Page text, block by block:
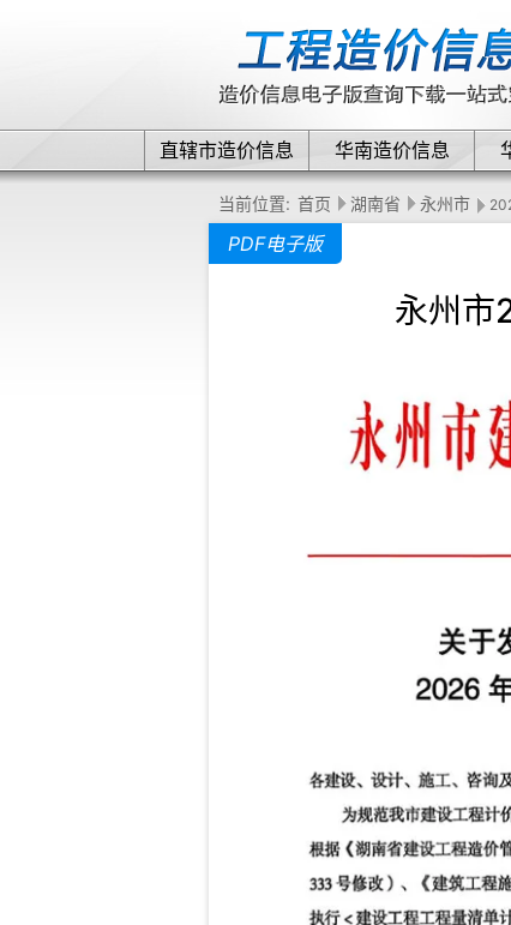
直辖市造价信息 华南造价信息
当前位置: 首页 湖南省 永州市
PDF电子版
永州市